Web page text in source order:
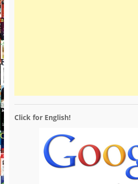
Click for English!